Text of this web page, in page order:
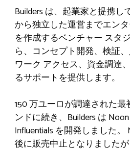
Builders は、起業家と提携し
から独立した運営までエン
を作成するベンチャー スタ
ら、コンセプト開発、検証
ワーク アクセス、資金調達
るサポートを提供します。
150 万ユーロが調達された
ンドに続き、Builders は Noon
Influentials を開発しました。
後に販売中止となりました